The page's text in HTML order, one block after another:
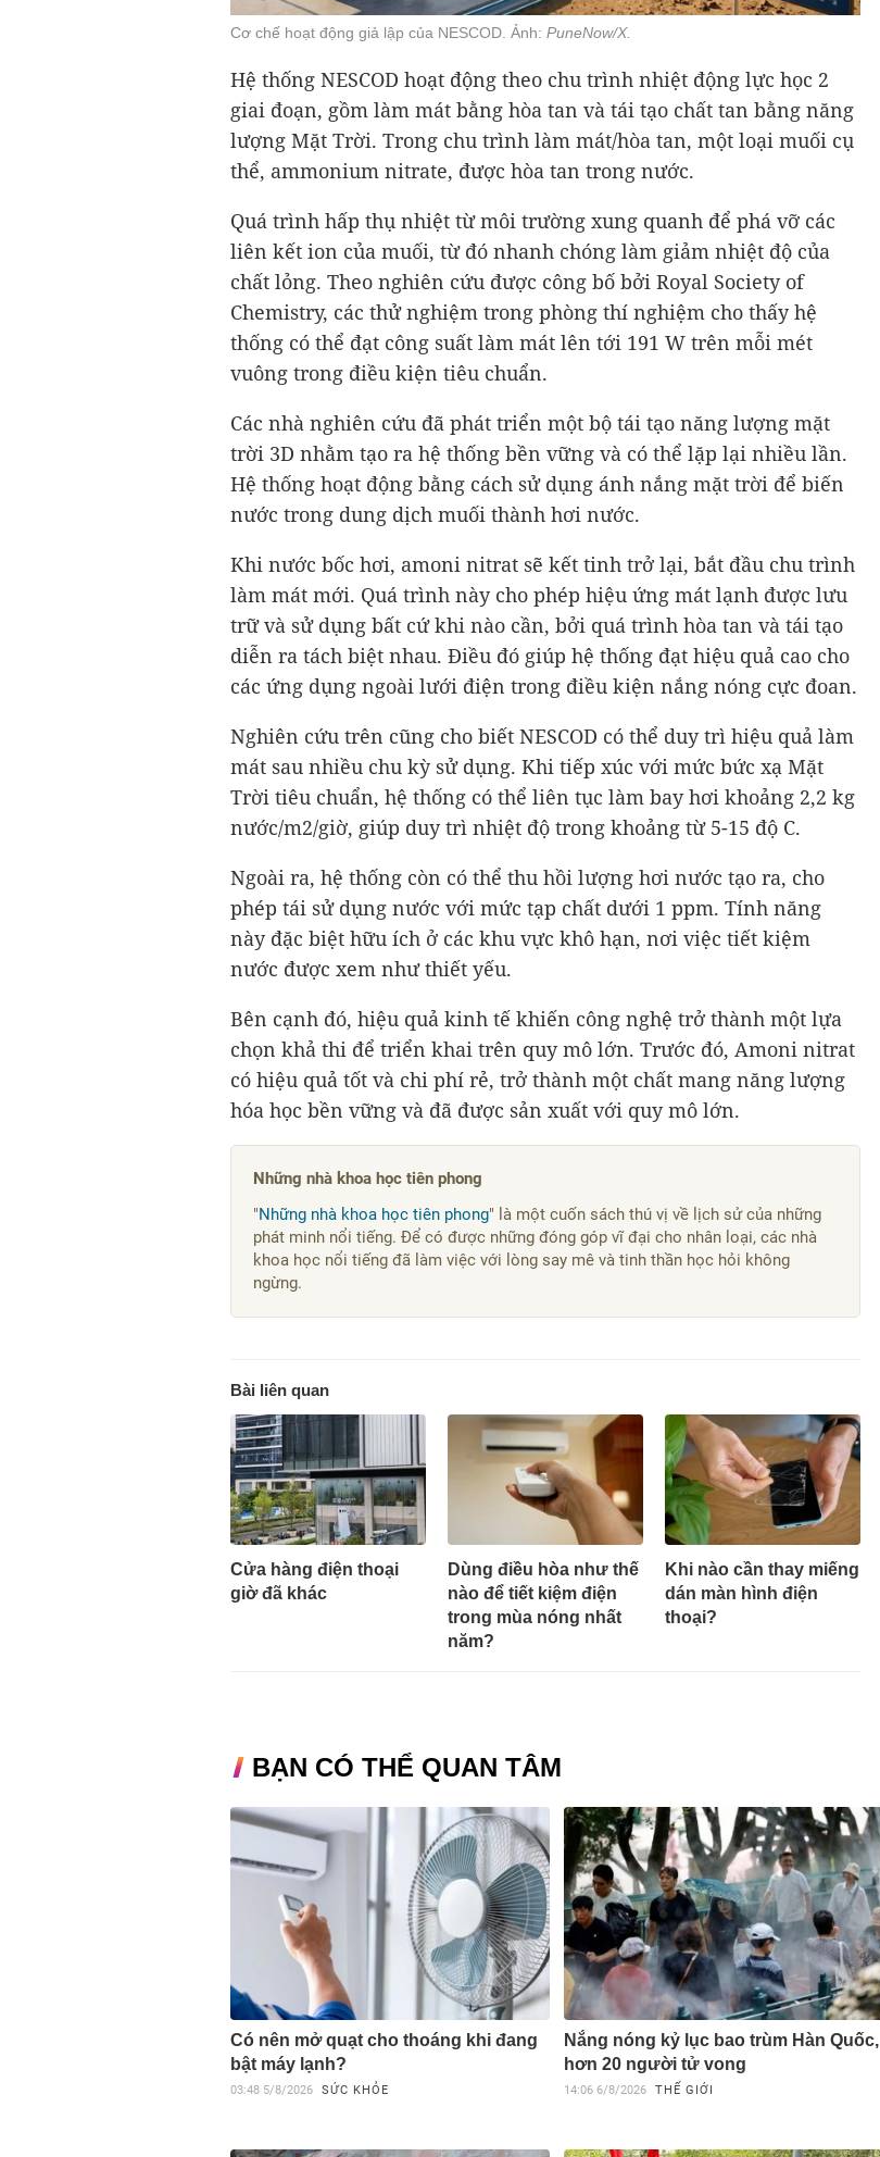
Cơ chế hoạt động giả lập của NESCOD. Ảnh: PuneNow/X.
Hệ thống NESCOD hoạt động theo chu trình nhiệt động lực học 2
giai đoạn, gồm làm mát bằng hòa tan và tái tạo chất tan bằng năng
lượng Mặt Trời. Trong chu trình làm mát/hòa tan, một loại muối cụ
thể, ammonium nitrate, được hòa tan trong nước.
Quá trình hấp thụ nhiệt từ môi trường xung quanh để phá vỡ các
liên kết ion của muối, từ đó nhanh chóng làm giảm nhiệt độ của
chất lỏng. Theo nghiên cứu được công bố bởi Royal Society of
Chemistry, các thử nghiệm trong phòng thí nghiệm cho thấy hệ
thống có thể đạt công suất làm mát lên tới 191 W trên mỗi mét
vuông trong điều kiện tiêu chuẩn.
Các nhà nghiên cứu đã phát triển một bộ tái tạo năng lượng mặt
trời 3D nhằm tạo ra hệ thống bền vững và có thể lặp lại nhiều lần.
Hệ thống hoạt động bằng cách sử dụng ánh nắng mặt trời để biến
nước trong dung dịch muối thành hơi nước.
Khi nước bốc hơi, amoni nitrat sẽ kết tinh trở lại, bắt đầu chu trình
làm mát mới. Quá trình này cho phép hiệu ứng mát lạnh được lưu
trữ và sử dụng bất cứ khi nào cần, bởi quá trình hòa tan và tái tạo
diễn ra tách biệt nhau. Điều đó giúp hệ thống đạt hiệu quả cao cho
các ứng dụng ngoài lưới điện trong điều kiện nắng nóng cực đoan.
Nghiên cứu trên cũng cho biết NESCOD có thể duy trì hiệu quả làm
mát sau nhiều chu kỳ sử dụng. Khi tiếp xúc với mức bức xạ Mặt
Trời tiêu chuẩn, hệ thống có thể liên tục làm bay hơi khoảng 2,2 kg
nước/m2/giờ, giúp duy trì nhiệt độ trong khoảng từ 5-15 độ C.
Ngoài ra, hệ thống còn có thể thu hồi lượng hơi nước tạo ra, cho
phép tái sử dụng nước với mức tạp chất dưới 1 ppm. Tính năng
này đặc biệt hữu ích ở các khu vực khô hạn, nơi việc tiết kiệm
nước được xem như thiết yếu.
Bên cạnh đó, hiệu quả kinh tế khiến công nghệ trở thành một lựa
chọn khả thi để triển khai trên quy mô lớn. Trước đó, Amoni nitrat
có hiệu quả tốt và chi phí rẻ, trở thành một chất mang năng lượng
hóa học bền vững và đã được sản xuất với quy mô lớn.
Những nhà khoa học tiên phong
"Những nhà khoa học tiên phong" là một cuốn sách thú vị về lịch sử của những
phát minh nổi tiếng. Để có được những đóng góp vĩ đại cho nhân loại, các nhà
khoa học nổi tiếng đã làm việc với lòng say mê và tinh thần học hỏi không
ngừng.
Bài liên quan
Cửa hàng điện thoại
giờ đã khác
Dùng điều hòa như thế
nào để tiết kiệm điện
trong mùa nóng nhất
năm?
Khi nào cần thay miếng
dán màn hình điện
thoại?
BẠN CÓ THỂ QUAN TÂM
Có nên mở quạt cho thoáng khi đang
bật máy lạnh?
03:48 5/8/2026 SỨC KHỎE
Nắng nóng kỷ lục bao trùm Hàn Quốc,
hơn 20 người tử vong
14:06 6/8/2026 THẾ GIỚI